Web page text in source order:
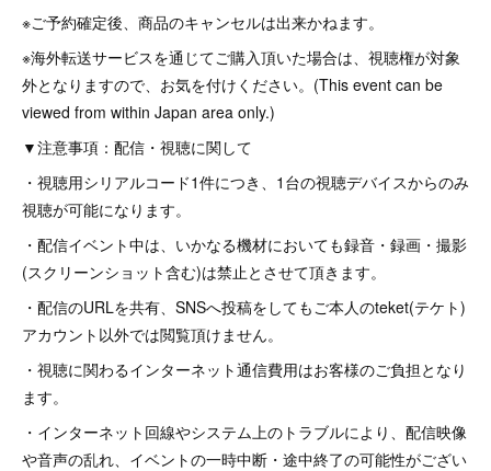
※ご予約確定後、商品のキャンセルは出来かねます。
※海外転送サービスを通じてご購入頂いた場合は、視聴権が対象
外となりますので、お気を付けください。(This event can be
viewed from within Japan area only.)
▼注意事項：配信・視聴に関して
・視聴用シリアルコード1件につき、1台の視聴デバイスからのみ
視聴が可能になります。
・配信イベント中は、いかなる機材においても録音・録画・撮影
(スクリーンショット含む)は禁止とさせて頂きます。
・配信のURLを共有、SNSへ投稿をしてもご本人のteket(テケト)
アカウント以外では閲覧頂けません。
・視聴に関わるインターネット通信費用はお客様のご負担となり
ます。
・インターネット回線やシステム上のトラブルにより、配信映像
や音声の乱れ、イベントの一時中断・途中終了の可能性がござい